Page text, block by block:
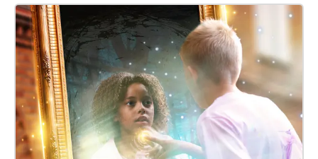
här skolan för länge sen. Hon är virrig, men det lönar
sig att lyssna på henne. Siri och Selma kan du
däremot gärna akta dig för. Spegeln på skolgården-
äventyret är skrivet av Monica Vikström-Jokela. De
som gör rollerna är: Noa: Theo Zilliacus Siri: Rebecka
Mellgren Selma: Olivia Söderholm Abla: Beatrice
Holmström Frank: Samuel Bahne Märta: Saga
Sederholm Nalle: Oskar Pöysti Polisen: Stella Laine
Elna: Sue Lemström Elever på skolgården spelas av: